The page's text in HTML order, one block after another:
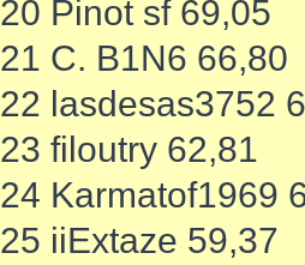
20 Pinot sf 69,05
21 C. B1N6 66,80
22 lasdesas3752
23 filoutry 62,81
24 Karmatof1969
25 iiExtaze 59,37